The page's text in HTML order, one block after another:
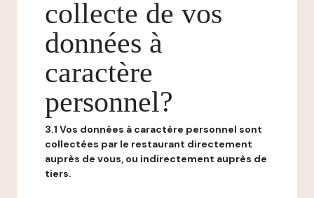
collecte de vos
données à
caractère
personnel?
3.1 Vos données à caractère personnel sont
collectées par le restaurant directement
auprès de vous, ou indirectement auprès de
tiers.